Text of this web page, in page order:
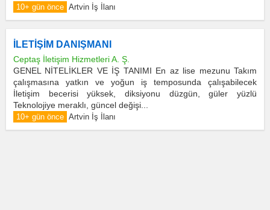
10+ gün önce Artvin İş İlanı
İLETİŞİM DANIŞMANI
Ceptaş İletişim Hizmetleri A. Ş.
GENEL NİTELİKLER VE İŞ TANIMI En az lise mezunu Takım
çalışmasına yatkın ve yoğun iş temposunda çalışabilecek
İletişim becerisi yüksek, diksiyonu düzgün, güler yüzlü
Teknolojiye meraklı, güncel değişi...
10+ gün önce Artvin İş İlanı